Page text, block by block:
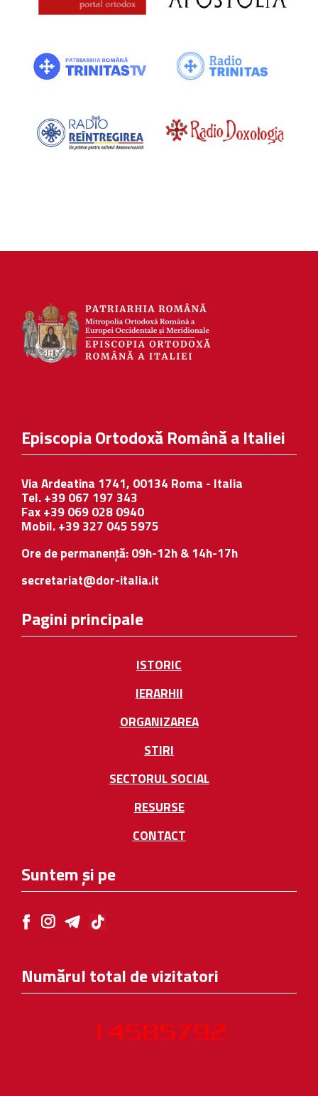
Episcopia Ortodoxă Română a Italiei
Via Ardeatina 1741, 00134 Roma - Italia
Tel. +39 067 197 343
Fax +39 069 028 0940
Mobil. +39 327 045 5975
Ore de permanență: 09h-12h & 14h-17h
secretariat@dor-italia.it
Pagini principale
ISTORIC
IERARHII
ORGANIZAREA
STIRI
SECTORUL SOCIAL
RESURSE
CONTACT
Suntem și pe
Numărul total de vizitatori